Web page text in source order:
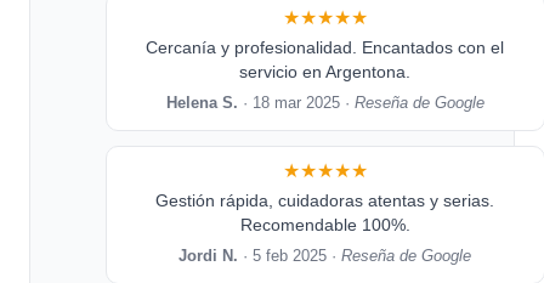
★★★★★
Cercanía y profesionalidad. Encantados con el
servicio en Argentona.
Helena S. · 18 mar 2025 · Reseña de Google
★★★★★
Gestión rápida, cuidadoras atentas y serias.
Recomendable 100%.
Jordi N. · 5 feb 2025 ·Reseña de Google